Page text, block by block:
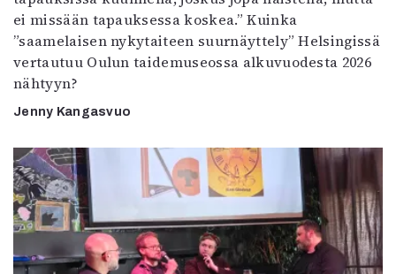
ei missään tapauksessa koskea.” Kuinka
”saamelaisen nykytaiteen suurnäyttely” Helsingissä
vertautuu Oulun taidemuseossa alkuvuodesta 2026
nähtyyn?
Jenny Kangasvuo